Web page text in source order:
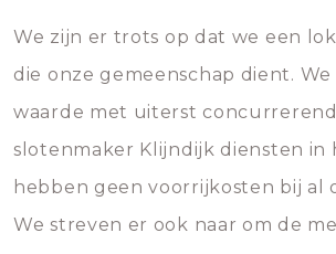
We zijn er trots op dat we een
die onze gemeenschap dient. We
waarde met uiterst
slotenmaker Klijndijk diensten in
hebben geen voorrijkosten bij al
We streven er ook naar om de